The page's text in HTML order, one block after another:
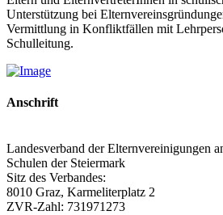
Unterstützung bei
Vermittlung in Konfliktfällen mit
Schulleitung.
Anschrift
Landesverband der Elternvereinigungen
Schulen der Steiermark
Sitz des Verbandes:
8010 Graz, Karmeliterplatz 2
ZVR-Zahl: 731971273